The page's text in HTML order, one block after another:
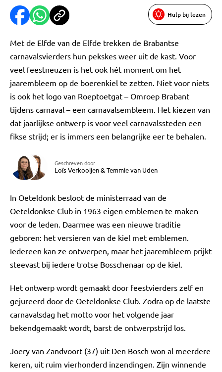
Hulp bij lezen
Met de Elfde van de Elfde trekken de Brabantse
carnavalsvierders hun pekskes weer uit de kast. Voor
veel feestneuzen is het ook hét moment om het
jaarembleem op de boerenkiel te zetten. Niet voor niets
is ook het logo van Roeptoetgat – Omroep Brabant
tijdens carnaval – een carnavalsembleem. Het kiezen van
dat jaarlijkse ontwerp is voor veel carnavalssteden een
fikse strijd; er is immers een belangrijke eer te behalen.
Geschreven door
Loïs Verkooijen&Temmie van Uden
In Oeteldonk besloot de ministerraad van de
Oeteldonkse Club in 1963 eigen emblemen te maken
voor de leden. Daarmee was een nieuwe traditie
geboren: het versieren van de kiel met emblemen.
Iedereen kan ze ontwerpen, maar het jaarembleem prijkt
steevast bij iedere trotse Bosschenaar op de kiel.
Het ontwerp wordt gemaakt door feestvierders zelf en
gejureerd door de Oeteldonkse Club. Zodra op de laatste
carnavalsdag het motto voor het volgende jaar
bekendgemaakt wordt, barst de ontwerpstrijd los.
Joery van Zandvoort (37) uit Den Bosch won al meerdere
keren, uit ruim vierhonderd inzendingen. Zijn winnende